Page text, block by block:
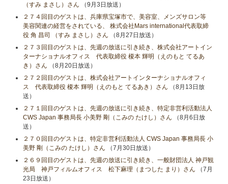
（すみ まさし）さん （9月3日放送）
２７４回目のゲストは、兵庫県宝塚市で、美容室、メンズサロン等
美容関連の経営をされている、 株式会社Mars international代表取締
役 角 昌司 （すみ まさし）さん （8月27日放送）
２７３回目のゲストは、先週の放送に引き続き、株式会社アートイン
ターナショナルオフィス 代表取締役 榎本 輝明（えのもと てるあ
き）さん （8月20日放送）
２７２回目のゲストは、株式会社アートインターナショナルオフィ
ス 代表取締役 榎本 輝明（えのもと てるあき）さん （8月13日放
送）
２７１回目のゲストは、先週の放送に引き続き、特定非営利活動法人
CWS Japan 事務局長 小美野 剛（こみの たけし）さん （8月6日放
送）
２７０回目のゲストは、特定非営利活動法人 CWS Japan 事務局長 小
美野 剛（こみの たけし）さん （7月30日放送）
２６９回目のゲストは、先週の放送に引き続き、一般財団法人 神戸観
光局 神戸フィルムオフィス 松下麻理（まつした まり）さん （7月
23日放送）